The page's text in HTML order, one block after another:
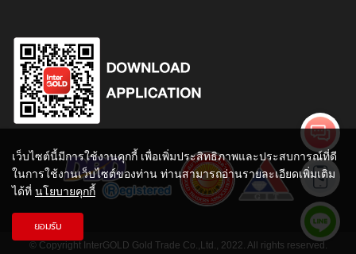
© Copyright InterGOLD Gold Trade Co.,Ltd., 2022. All rights reserved.
เว็บไซต์นี้มีการใช้งานคุกกี้ เพื่อเพิ่มประสิทธิภาพและประสบการณ์ที่ดี
ในการใช้งานเว็บไซต์ของท่าน ท่านสามารถอ่านรายละเอียดเพิ่มเติม
ได้ที่ นโยบายคุกกี้
ยอมรับ